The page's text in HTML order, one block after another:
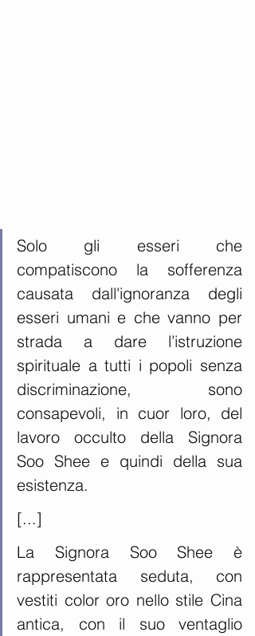
Solo gli esseri che
compatiscono la sofferenza
causata dall'ignoranza degli
esseri umani e che vanno per
strada a dare l’istruzione
spirituale a tutti i popoli senza
discriminazione, sono
consapevoli, in cuor loro, del
lavoro occulto della Signora
Soo Shee e quindi della sua
esistenza.
[...]
La Signora Soo Shee è
rappresentata seduta, con
vestiti color oro nello stile Cina
antica, con il suo ventaglio